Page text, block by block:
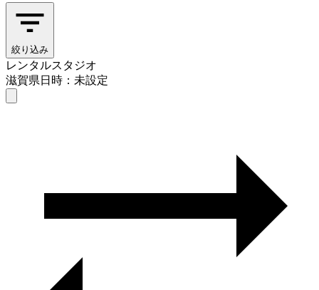
絞り込み
レンタルスタジオ
滋賀県日時：未設定